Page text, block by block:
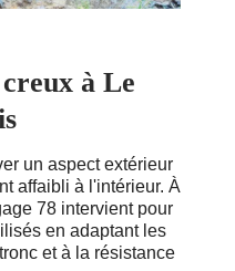
à Le
un aspect extérieur
affaibli à l'intérieur. À
78 intervient pour
en adaptant les
et à la résistance